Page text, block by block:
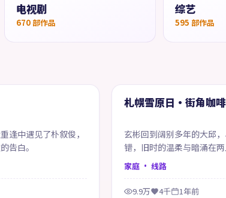
电视剧
670部作品
综艺
595 部作品
逢中遇见了朴叙俊，
告白。
精选
札幌雪原日·街角咖
玄彬回到阔别多年的大邱
错，旧时的温柔与暗涌在
在赎回当年的失约。
家庭 · 线路
9.9万 4千 1年前